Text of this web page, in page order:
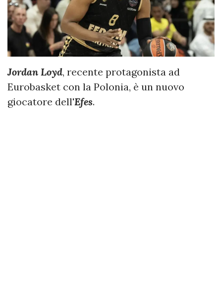
Jordan Loyd, recente protagonista ad
Eurobasket con la Polonia, è un nuovo
giocatore dell'Efes.